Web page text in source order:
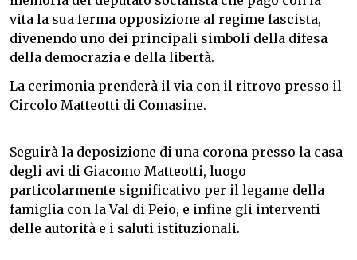
vita la sua ferma opposizione al regime fascista,
divenendo uno dei principali simboli della difesa
della democrazia e della libertà.
La cerimonia prenderà il via con il ritrovo presso il
Circolo Matteotti di Comasine.
Seguirà la deposizione di una corona presso la casa
degli avi di Giacomo Matteotti, luogo
particolarmente significativo per il legame della
famiglia con la Val di Peio, e infine gli interventi
delle autorità e i saluti istituzionali.